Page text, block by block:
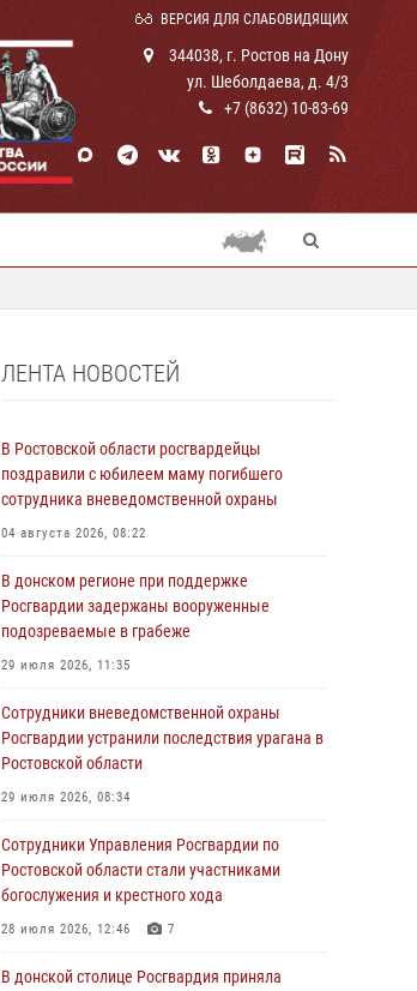
ВЕРСИЯ ДЛЯ СЛАБОВИДЯЩИХ
344038, г. Ростов на Дону
ул. Шеболдаева, д. 4/3
+7 (8632) 10-83-69
ЛЕНТА НОВОСТЕЙ
В Ростовской области росгвардейцы
поздравили с юбилеем маму погибшего
сотрудника вневедомственной охраны
04 августа 2026, 08:22
В донском регионе при поддержке
Росгвардии задержаны вооруженные
подозреваемые в грабеже
29 июля 2026, 11:35
Сотрудники вневедомственной охраны
Росгвардии устранили последствия урагана в
Ростовской области
29 июля 2026, 08:34
Сотрудники Управления Росгвардии по
Ростовской области стали участниками
богослужения и крестного хода
28 июля 2026, 12:46 7
В донской столице Росгвардия приняла